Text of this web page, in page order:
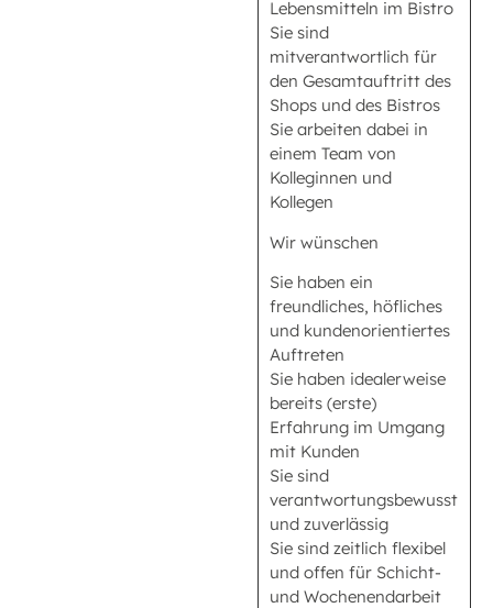
Lebensmitteln im Bistro
Sie sind
mitverantwortlich für
den Gesamtauftritt des
Shops und des Bistros
Sie arbeiten dabei in
einem Team von
Kolleginnen und
Kollegen
Wir wünschen
Sie haben ein
freundliches, höfliches
und kundenorientiertes
Auftreten
Sie haben idealerweise
bereits (erste)
Erfahrung im Umgang
mit Kunden
Sie sind
verantwortungsbewusst
und zuverlässig
Sie sind zeitlich flexibel
und offen für Schicht-
und Wochenendarbeit